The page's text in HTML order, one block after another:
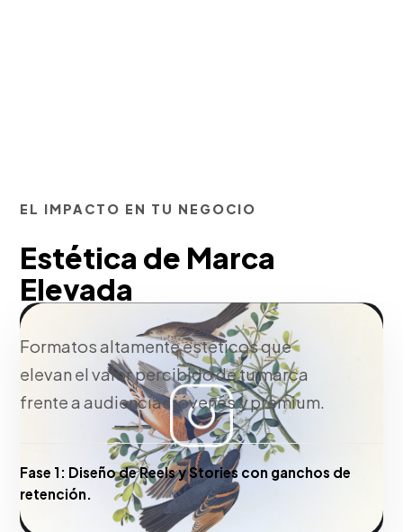
EL IMPACTO EN TU NEGOCIO
Estética de Marca
Elevada
Formatos altamente estéticos que
elevan el valor percibido de tu marca
frente a audiencias jóvenes y premium.
Fase 1: Diseño de Reels y Stories con ganchos de
retención.